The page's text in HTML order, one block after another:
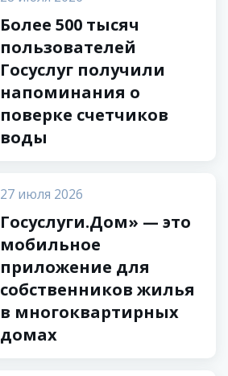
Более 500 тысяч
пользователей
Госуслуг получили
напоминания о
поверке счетчиков
воды
27 июля 2026
Госуслуги.Дом» — это
мобильное
приложение для
собственников жилья
в многоквартирных
домах